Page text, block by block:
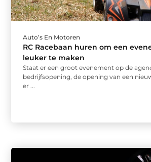
Auto’s En Motoren
RC Racebaan huren om een
leuker te maken
Staat er een groot evenement op de
bedrijfsopening, de opening van een
er ...